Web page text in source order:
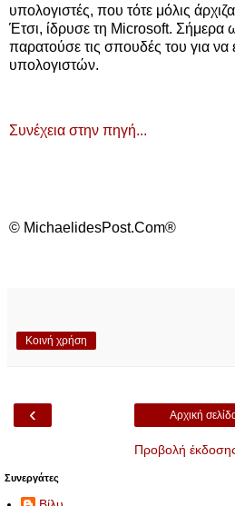
υπολογιστές, που τότε μόλις
Έτσι, ίδρυσε τη Microsoft. Σήμερα
παρατούσε τις σπουδές του για να
υπολογιστών.
Συνέχεια στην πηγή...
© MichaelidesPost.Com®
Κοινή χρήση
‹ Αρχική
Προβολή
Συνεργάτες